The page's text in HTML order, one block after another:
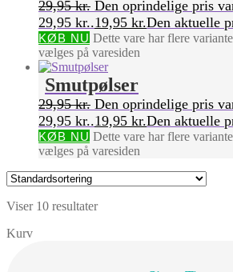
29,95kr. Den oprindelige pris
29,95 kr..19,95 kr.Den aktuelle
KØB NU Dette vare har flere
vælges på varesiden
Smutpølser
29,95kr. Den oprindelige pris
29,95 kr..19,95 kr.Den aktuelle
KØB NU Dette vare har flere
vælges på varesiden
Viser 10 resultater
Kurv